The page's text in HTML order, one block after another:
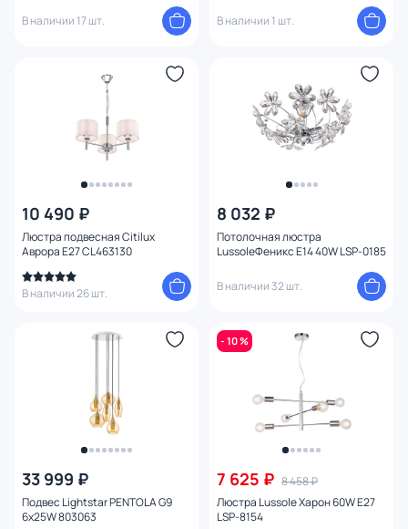
В наличии 17 шт.
В наличии 1 шт.
10 490 ₽
Люстра подвесная Citilux
Аврора E27 CL463130
В наличии 26 шт.
8 032 ₽
Потолочная люстра
LussoleФеникс E14 40W LSP-0185
В наличии 32 шт.
33 999 ₽
Подвес Lightstar PENTOLA G9
6х25W 803063
- 10 %
7 625 ₽ 8 458 ₽
Люстра Lussole Харон 60W E27
LSP-8154